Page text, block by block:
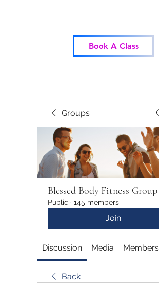
Book A Class
Groups
Blessed Body Fitness Group
Public · 145 members
Join
Discussion Media Members
Back